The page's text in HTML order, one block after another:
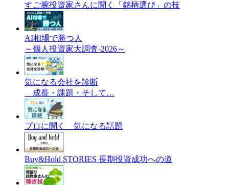
すご腕投資家さんに聞く「銘柄選び」の技
AI相場で勝つ人
～個人投資家大調査-2026～
気になる会社を診断
成長・課題・そして…
プロに聞く 気になる話題
Buy&Hold STORIES 長期投資成功への道